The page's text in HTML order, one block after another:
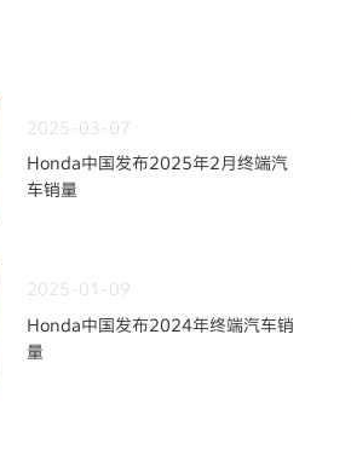
2025-03-07
Honda中国发布2025年2月终端汽
车销量
2025-01-09
Honda中国发布2024年终端汽车销
量